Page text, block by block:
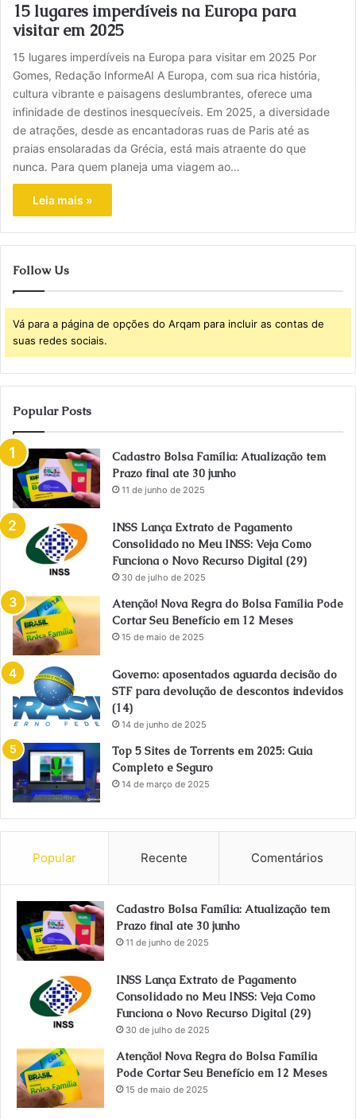
15 lugares imperdíveis na Europa para
visitar em 2025
15 lugares imperdíveis na Europa para visitar em 2025 Por
Gomes, Redação InformeAI A Europa, com sua rica história,
cultura vibrante e paisagens deslumbrantes, oferece uma
infinidade de destinos inesquecíveis. Em 2025, a diversidade
de atrações, desde as encantadoras ruas de Paris até as
praias ensolaradas da Grécia, está mais atraente do que
nunca. Para quem planeja uma viagem ao…
Leia mais »
Follow Us
Vá para a página de opções do Arqam para incluir as contas de
suas redes sociais.
Popular Posts
Cadastro Bolsa Família: Atualização tem
Prazo final ate 30 junho
11 de junho de 2025
INSS Lança Extrato de Pagamento
Consolidado no Meu INSS: Veja Como
Funciona o Novo Recurso Digital (29)
30 de julho de 2025
Atenção! Nova Regra do Bolsa Família Pode
Cortar Seu Benefício em 12 Meses
15 de maio de 2025
Governo: aposentados aguarda decisão do
STF para devolução de descontos indevidos
(14)
14 de junho de 2025
Top 5 Sites de Torrents em 2025: Guia
Completo e Seguro
14 de março de 2025
Popular Recente Comentários
Cadastro Bolsa Família: Atualização tem
Prazo final ate 30 junho
11 de junho de 2025
INSS Lança Extrato de Pagamento
Consolidado no Meu INSS: Veja Como
Funciona o Novo Recurso Digital (29)
30 de julho de 2025
Atenção! Nova Regra do Bolsa Família
Pode Cortar Seu Benefício em 12 Meses
15 de maio de 2025